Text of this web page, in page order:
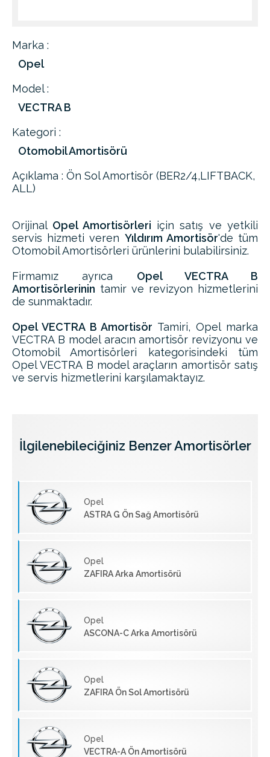
Marka :
Opel
Model :
VECTRA B
Kategori :
Otomobil Amortisörü
Açıklama : Ön Sol Amortisör (BER2/4,LIFTBACK,
ALL)
Orijinal Opel Amortisörleri için satış ve yetkili
servis hizmeti veren Yıldırım Amortisör'de tüm
Otomobil Amortisörleri ürünlerini bulabilirsiniz.
Firmamız ayrıca Opel VECTRA B
Amortisörlerinin tamir ve revizyon hizmetlerini
de sunmaktadır.
Opel VECTRA B Amortisör Tamiri, Opel marka
VECTRA B model aracın amortisör revizyonu ve
Otomobil Amortisörleri kategorisindeki tüm
Opel VECTRA B model araçların amortisör satış
ve servis hizmetlerini karşılamaktayız.
İlgilenebileciğiniz Benzer Amortisörler
Opel
ASTRA G Ön Sağ Amortisörü
Opel
ZAFIRA Arka Amortisörü
Opel
ASCONA-C Arka Amortisörü
Opel
ZAFIRA Ön Sol Amortisörü
Opel
VECTRA-A Ön Amortisörü